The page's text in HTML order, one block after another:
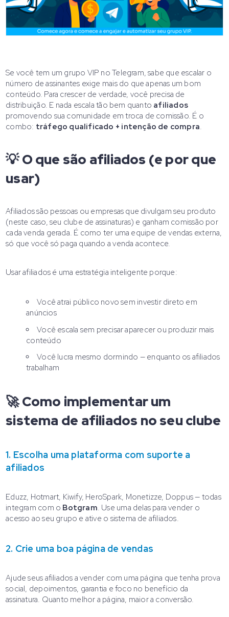
Se você tem um grupo VIP no Telegram, sabe que escalar o
número de assinantes exige mais do que apenas um bom
conteúdo. Para crescer de verdade, você precisa de
distribuição. E nada escala tão bem quanto afiliados
promovendo sua comunidade em troca de comissão. É o
combo: tráfego qualificado + intenção de compra.
💡 O que são afiliados (e por que
usar)
Afiliados são pessoas ou empresas que divulgam seu produto
(neste caso, seu clube de assinaturas) e ganham comissão por
cada venda gerada. É como ter uma equipe de vendas externa,
só que você só paga quando a venda acontece.
Usar afiliados é uma estratégia inteligente porque:
Você atrai público novo sem investir direto em
anúncios
Você escala sem precisar aparecer ou produzir mais
conteúdo
Você lucra mesmo dormindo — enquanto os afiliados
trabalham
🚀 Como implementar um
sistema de afiliados no seu clube
1. Escolha uma plataforma com suporte a
afiliados
Eduzz, Hotmart, Kiwify, HeroSpark, Monetizze, Doppus — todas
integram com o Botgram. Use uma delas para vender o
acesso ao seu grupo e ative o sistema de afiliados.
2. Crie uma boa página de vendas
Ajude seus afiliados a vender com uma página que tenha prova
social, depoimentos, garantia e foco no benefício da
assinatura. Quanto melhor a página, maior a conversão.